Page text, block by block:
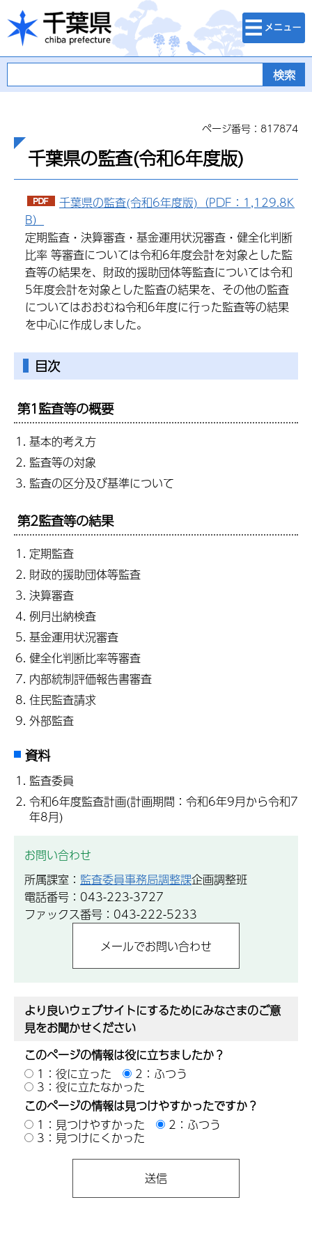
千葉県
検索・メニュ
ー
ページ番号：817874
千葉県の監査(令和6年度版)
千葉県の監査(令和6年度版)（PDF：1,129.8K
B）
定期監査・決算審査・基金運用状況審査・健全化判断
比率 等審査については令和6年度会計を対象とした監
査等の結果を、財政的援助団体等監査については令和
5年度会計を対象とした監査の結果を、その他の監査
についてはおおむね令和6年度に行った監査等の結果
を中心に作成しました。
目次
第1監査等の概要
基本的考え方
監査等の対象
監査の区分及び基準について
第2監査等の結果
定期監査
財政的援助団体等監査
決算審査
例月出納検査
基金運用状況審査
健全化判断比率等審査
内部統制評価報告書審査
住民監査請求
外部監査
資料
監査委員
令和6年度監査計画(計画期間：令和6年9月から令和7
年8月)
お問い合わせ
所属課室： 監査委員事務局調整課企画調整班
電話番号：043-223-3727
ファックス番号：043-222-5233
より良いウェブサイトにするためにみなさまのご意
見をお聞かせください
このページの情報は役に立ちましたか？
1：役に立った
2：ふつう
3：役に立たなかった
このページの情報は見つけやすかったですか？
1：見つけやすかった
2：ふつう
3：見つけにくかった